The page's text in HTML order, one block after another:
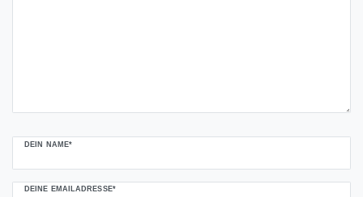
DEIN NAME*
DEINE EMAILADRESSE*